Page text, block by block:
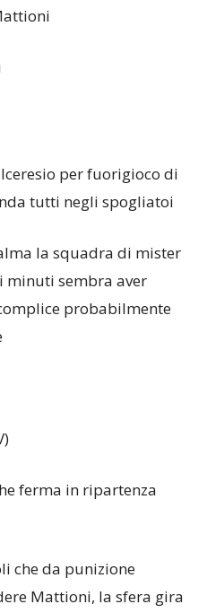
per fuorigioco di
tutti negli spogliatoi
la squadra di mister
minuti sembra aver
probabilmente
ferma in ripartenza
che da punizione
Mattioni, la sfera gira